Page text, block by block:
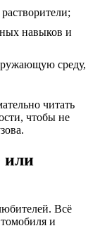
навыков и
среду,
читать
чтобы не
или
Всё
и